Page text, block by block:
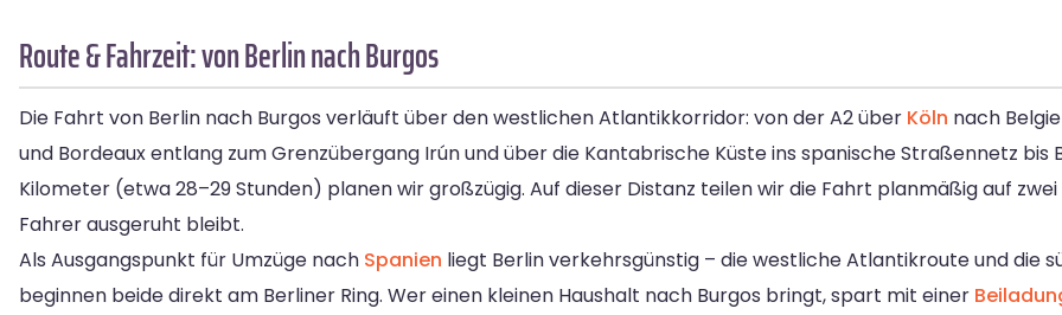
Route & Fahrzeit: von Berlin nach Burgos
Die Fahrt von Berlin nach Burgos verläuft über den westlichen Atlantikkorridor: von der A2 über Köln nach
und Bordeaux entlang zum Grenzübergang Irún und über die Kantabrische Küste ins spanische Straßennetz bis
Kilometer (etwa 28–29 Stunden) planen wir großzügig. Auf dieser Distanz teilen wir die Fahrt planmäßig auf
Fahrer ausgeruht bleibt.
Als Ausgangspunkt für Umzüge nach Spanien liegt Berlin verkehrsgünstig – die westliche Atlantikroute und die
beginnen beide direkt am Berliner Ring. Wer einen kleinen Haushalt nach Burgos bringt, spart mit einer